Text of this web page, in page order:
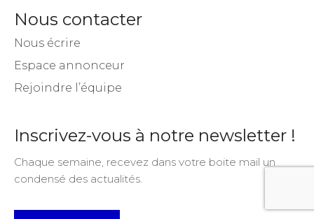
Nous contacter
Nous écrire
Espace annonceur
Rejoindre l’équipe
Inscrivez-vous à notre newsletter !
Chaque semaine, recevez dans votre boite mail un
condensé des actualités.